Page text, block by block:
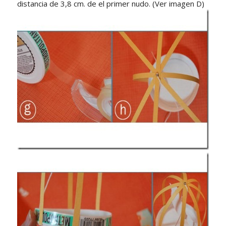
distancia de 3,8 cm. de el primer nudo. (Ver imagen D)